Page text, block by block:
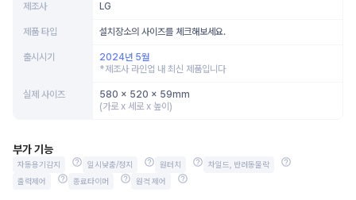
제조사 LG
제품 타입 설치장소의 사이즈를 체크해보세요.
출시시기
2024년 5월
*제조사 라인업 내 최신 제품입니다
실제 사이즈
580 x 520 x 59mm
(가로 x 세로 x 높이)
부가 기능
자동용기감지 일시낮춤/정지 원터치
차일드, 반려동물락
출력제어
종료타이머 원격 제어